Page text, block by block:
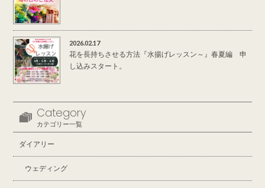
2026.02.17
花を長持ちさせる方法『水揚げレッスン～』春夏編 申
し込みスタート。
Category
カテゴリー一覧
ダイアリー
ウェディング